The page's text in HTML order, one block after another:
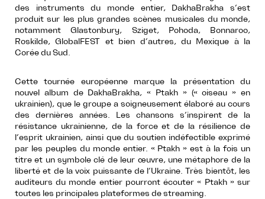
des instruments du monde entier, DakhaBrakha s’est
produit sur les plus grandes scènes musicales du monde,
notamment Glastonbury, Sziget, Pohoda, Bonnaroo,
Roskilde, GlobalFEST et bien d’autres, du Mexique à la
Corée du Sud.
Cette tournée européenne marque la présentation du
nouvel album de DakhaBrakha, « Ptakh » (« oiseau » en
ukrainien), que le groupe a soigneusement élaboré au cours
des dernières années. Les chansons s’inspirent de la
résistance ukrainienne, de la force et de la résilience de
l’esprit ukrainien, ainsi que du soutien indéfectible exprimé
par les peuples du monde entier. « Ptakh » est à la fois un
titre et un symbole clé de leur œuvre, une métaphore de la
liberté et de la voix puissante de l’Ukraine. Très bientôt, les
auditeurs du monde entier pourront écouter « Ptakh » sur
toutes les principales plateformes de streaming.